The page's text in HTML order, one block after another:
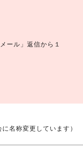
ール」返信から１
名称変更しています）